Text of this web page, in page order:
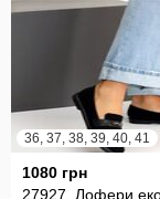
36, 37, 38, 39, 40, 41
1080 грн
27927. Лофери